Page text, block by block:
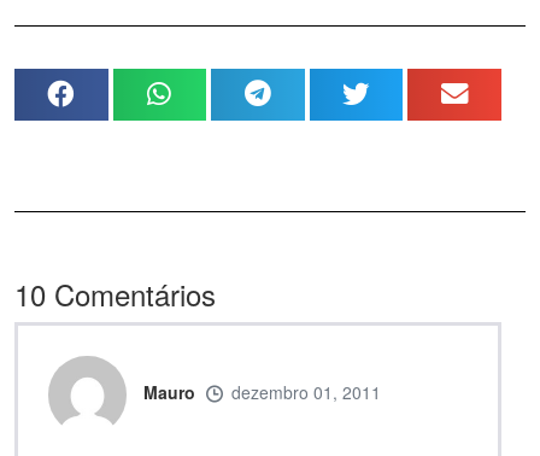
10 Comentários
Mauro dezembro 01, 2011